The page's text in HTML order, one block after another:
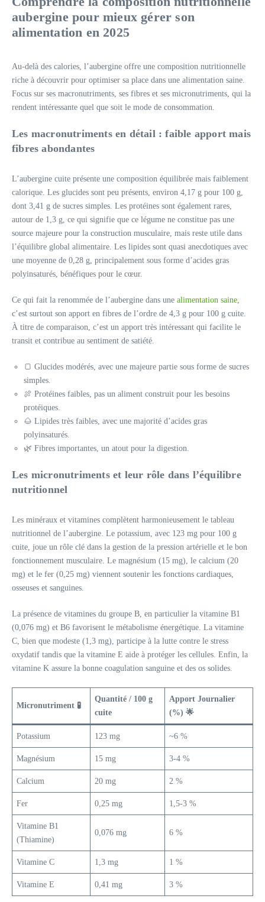
aubergine pour mieux gérer son
alimentation en 2025
Au-delà des calories, l’aubergine offre une composition nutritionnelle
riche à découvrir pour optimiser sa place dans une alimentation saine.
Focus sur ses macronutriments, ses fibres et ses micronutriments, qui la
rendent intéressante quel que soit le mode de consommation.
Les macronutriments en détail : faible apport mais
fibres abondantes
L’aubergine cuite présente une composition équilibrée mais faiblement
calorique. Les glucides sont peu présents, environ 4,17 g pour 100 g,
dont 3,41 g de sucres simples. Les protéines sont également rares,
autour de 1,3 g, ce qui signifie que ce légume ne constitue pas une
source majeure pour la construction musculaire, mais reste utile dans
l’équilibre global alimentaire. Les lipides sont quasi anecdotiques avec
une moyenne de 0,28 g, principalement sous forme d’acides gras
polyinsaturés, bénéfiques pour le cœur.
Ce qui fait la renommée de l’aubergine dans une alimentation saine,
c’est surtout son apport en fibres de l’ordre de 4,3 g pour 100 g cuite.
À titre de comparaison, c’est un apport très intéressant qui facilite le
transit et contribue au sentiment de satiété.
🍞 Glucides modérés, avec une majeure partie sous forme de sucres
simples.
🍖 Protéines faibles, pas un aliment construit pour les besoins
protéiques.
🌰 Lipides très faibles, avec une majorité d’acides gras
polyinsaturés.
🌿 Fibres importantes, un atout pour la digestion.
Les micronutriments et leur rôle dans l’équilibre
nutritionnel
Les minéraux et vitamines complètent harmonieusement le tableau
nutritionnel de l’aubergine. Le potassium, avec 123 mg pour 100 g
cuite, joue un rôle clé dans la gestion de la pression artérielle et le bon
fonctionnement musculaire. Le magnésium (15 mg), le calcium (20
mg) et le fer (0,25 mg) viennent soutenir les fonctions cardiaques,
osseuses et sanguines.
La présence de vitamines du groupe B, en particulier la vitamine B1
(0,076 mg) et B6 favorisent le métabolisme énergétique. La vitamine
C, bien que modeste (1,3 mg), participe à la lutte contre le stress
oxydatif tandis que la vitamine E aide à protéger les cellules. Enfin, la
vitamine K assure la bonne coagulation sanguine et des os solides.
Micronutriment 🧪
Quantité / 100 g
cuite
Apport Journalier
(%) 🌟
Potassium 123 mg ~6 %
Magnésium 15 mg 3-4 %
Calcium 20 mg 2 %
Fer 0,25 mg 1,5-3 %
Vitamine B1
(Thiamine)
0,076 mg 6 %
Vitamine C 1,3 mg 1 %
Vitamine E 0,41 mg 3 %